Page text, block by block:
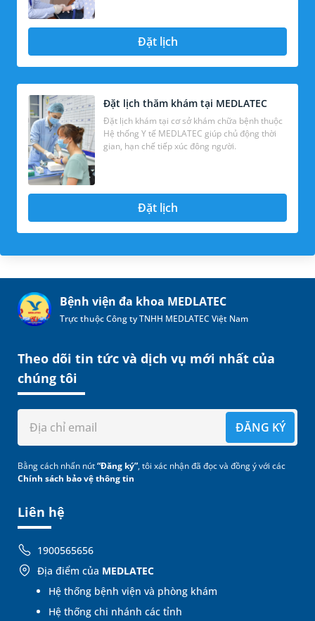
Đặt lịch
Đặt lịch thăm khám tại MEDLATEC
Đặt lịch khám tại cơ sở khám chữa bệnh thuộc
Hệ thống Y tế MEDLATEC giúp chủ động thời
gian, hạn chế tiếp xúc đông người.
Đặt lịch
Bệnh viện đa khoa MEDLATEC
Trực thuộc Công ty TNHH MEDLATEC Việt Nam
Liên hệ
1900565656
Địa điểm của MEDLATEC
Hệ thống bệnh viện và phòng khám
Hệ thống chi nhánh các tỉnh
Theo dõi tin tức và dịch vụ mới nhất của
chúng tôi
ĐĂNG KÝ
Bằng cách nhấn nút“Đăng ký”, tôi xác nhận đã đọc và đồng ý với các
Chính sách bảo vệ thông tin